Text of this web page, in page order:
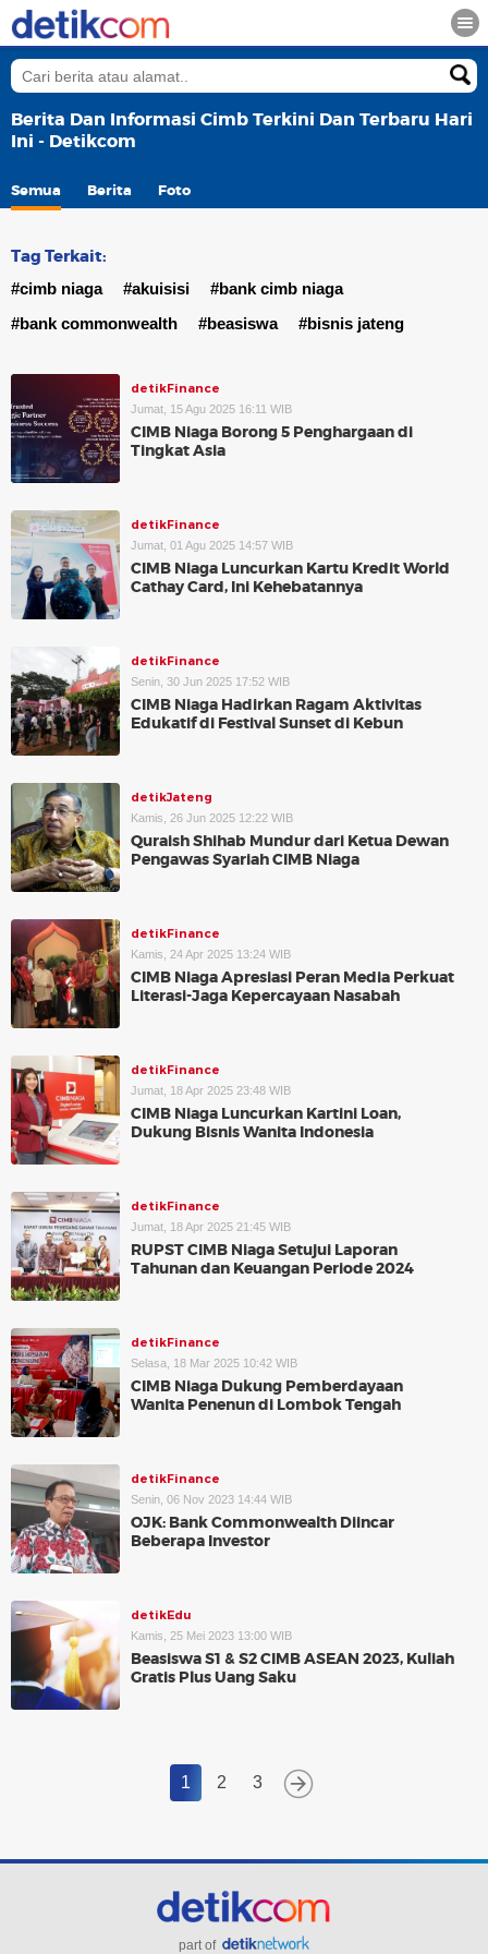
Berita Dan Informasi Cimb Terkini Dan Terbaru Hari
Ini - Detikcom
Semua Berita Foto
Tag Terkait:
#cimb niaga #akuisisi
#bank cimb niaga
#bank commonwealth
#beasiswa #bisnis jateng
detikFinance
Jumat, 15 Agu 2025 16:11 WIB
CIMB Niaga Borong 5 Penghargaan di
Tingkat Asia
detikFinance
Jumat, 01 Agu 2025 14:57 WIB
CIMB Niaga Luncurkan Kartu Kredit World
Cathay Card, Ini Kehebatannya
detikFinance
Senin, 30 Jun 2025 17:52 WIB
CIMB Niaga Hadirkan Ragam Aktivitas
Edukatif di Festival Sunset di Kebun
detikJateng
Kamis, 26 Jun 2025 12:22 WIB
Quraish Shihab Mundur dari Ketua Dewan
Pengawas Syariah CIMB Niaga
detikFinance
Kamis, 24 Apr 2025 13:24 WIB
CIMB Niaga Apresiasi Peran Media Perkuat
Literasi-Jaga Kepercayaan Nasabah
detikFinance
Jumat, 18 Apr 2025 23:48 WIB
CIMB Niaga Luncurkan Kartini Loan,
Dukung Bisnis Wanita Indonesia
detikFinance
Jumat, 18 Apr 2025 21:45 WIB
RUPST CIMB Niaga Setujui Laporan
Tahunan dan Keuangan Periode 2024
detikFinance
Selasa, 18 Mar 2025 10:42 WIB
CIMB Niaga Dukung Pemberdayaan
Wanita Penenun di Lombok Tengah
detikFinance
Senin, 06 Nov 2023 14:44 WIB
OJK: Bank Commonwealth Diincar
Beberapa Investor
detikEdu
Kamis, 25 Mei 2023 13:00 WIB
Beasiswa S1 & S2 CIMB ASEAN 2023, Kuliah
Gratis Plus Uang Saku
1 2 3
part of